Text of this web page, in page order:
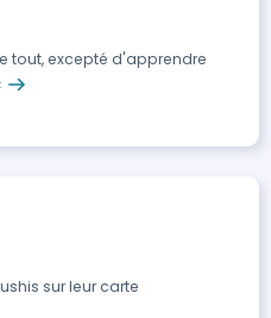
tout, excepté d'apprendre
sur leur carte